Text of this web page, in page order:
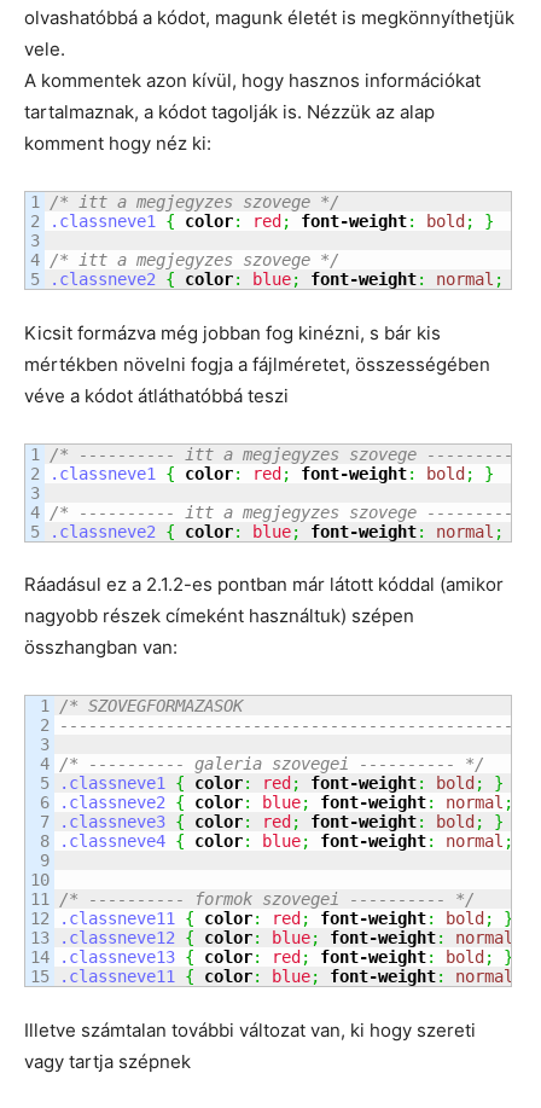
olvashatóbbá a kódot, magunk életét is megkönnyíthetjük
vele.
A kommentek azon kívül, hogy hasznos információkat
tartalmaznak, a kódot tagolják is. Nézzük az alap
komment hogy néz ki:
1
2
3
4
/* itt a megjegyzes szovege */
.classneve1
{ color: red ; font-weight: bold ;
}
/* itt a megjegyzes szovege */
.classneve2
{ color: blue; font-weight: normal ;
Kicsit formázva még jobban fog kinézni, s bár kis
mértékben növelni fogja a fájlméretet, összességében
véve a kódot átláthatóbbá teszi
1
2
3
4
/* ---------- itt a megjegyzes szovege ----------
.classneve1
{ color: red; font-weight: bold;
}
/* ---------- itt a megjegyzes szovege ----------
.classneve2
{ color: blue; font-weight: normal ;
Ráadásul ez a 2.1.2-es pontban már látott kóddal (amikor
nagyobb részek címeként használtuk) szépen
összhangban van:
1
2
3
4
5
6
7
8
9
10
11
12
13
14
/* SZOVEGFORMAZASOK
/* ---------- galeria szovegei ---------- */
.classneve1
{ color: red ; font-weight: bold ;
}
.classneve2
{ color: blue; font-weight: normal ;
.classneve3 { color: red ; font-weight: bold ;
}
.classneve4 { color: blue; font-weight: normal ;
/* ---------- formok szovegei ---------- */
.classneve11
{ color: red ; font-weight: bold ;
}
.classneve12
{ color: blue; font-weight: normal
.classneve13 { color: red ; font-weight: bold ;
}
.classneve11
{ color: blue; font-weight: normal
Illetve számtalan további változat van, ki hogy szereti
vagy tartja szépnek